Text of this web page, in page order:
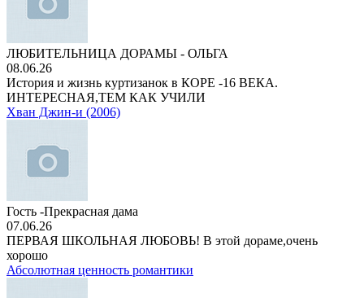
ЛЮБИТЕЛЬНИЦА ДОРАМЫ - ОЛЬГА
08.06.26
История и жизнь куртизанок в КОРЕ -16 ВЕКА.
ИНТЕРЕСНАЯ,ТЕМ КАК УЧИЛИ
Хван Джин-и (2006)
Гость -Прекрасная дама
07.06.26
ПЕРВАЯ ШКОЛЬНАЯ ЛЮБОВЬ! В этой дораме,очень
хорошо
Абсолютная ценность романтики